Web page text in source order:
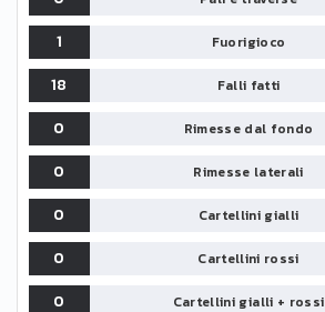
1
Fuorigioco
18
Falli fatti
0
Rimesse dal fondo
0
Rimesse laterali
0
Cartellini gialli
0
Cartellini rossi
0
Cartellini gialli + rossi